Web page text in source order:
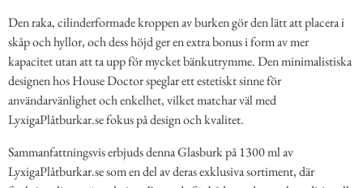
Den raka, cilinderformade kroppen av burken gör den lätt att placera i
skåp och hyllor, och dess höjd ger en extra bonus i form av mer
kapacitet utan att ta upp för mycket bänkutrymme. Den minimalistiska
designen hos House Doctor speglar ett estetiskt sinne för
användarvänlighet och enkelhet, vilket matchar väl med
LyxigaPlåtburkar.se fokus på design och kvalitet.
Sammanfattningsvis erbjuds denna Glasburk på 1300 ml av
LyxigaPlåtburkar.se som en del av deras exklusiva sortiment, där